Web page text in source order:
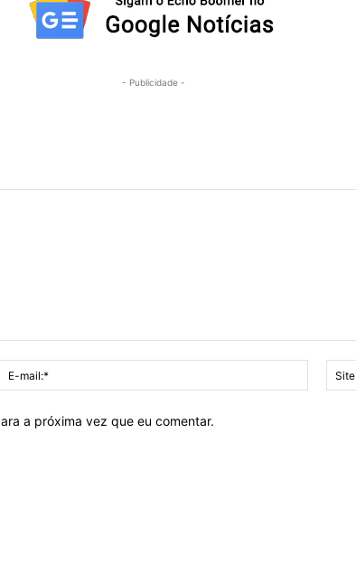
- Publicidade -
mail:*
a próxima vez que eu comentar.